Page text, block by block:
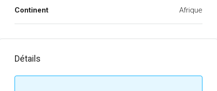
Continent Afrique
Détails